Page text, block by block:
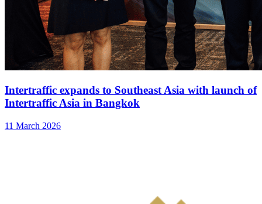
Intertraffic expands to Southeast Asia with launch of
Intertraffic Asia in Bangkok
11 March 2026